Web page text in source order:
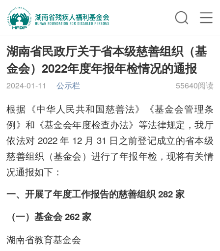
湖南省民政厅关于省本级慈善组织（基
金会）2022年度年报年检情况的通报
2024-01-11 公示栏 55640阅读
根据《中华人民共和国慈善法》《基金会管理条
例》和《基金会年度检查办法》等法律规定，我厅
依法对 2022 年 12 月 31 日之前登记成立的省本级
慈善组织（基金会）进行了年报年检，现将有关情
况通报如下：
一、开展了年度工作报告的慈善组织 282 家
（一）基金会 262 家
湖南省教育基金会